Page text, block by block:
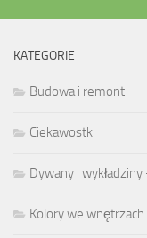
KATEGORIE
Budowa i remont
Ciekawostki
Dywany i
Kolory we